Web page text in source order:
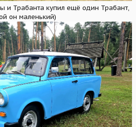
и Трабанта купил ещё один Трабант,
он маленький)